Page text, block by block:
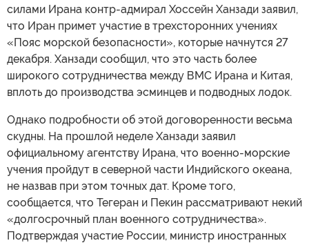
силами Ирана контр-адмирал Хоссейн Ханзади заявил,
что Иран примет участие в трехсторонних учениях
«Пояс морской безопасности», которые начнутся 27
декабря. Ханзади сообщил, что это часть более
широкого сотрудничества между ВМС Ирана и Китая,
вплоть до производства эсминцев и подводных лодок.
Однако подробности об этой договоренности весьма
скудны. На прошлой неделе Ханзади заявил
официальному агентству Ирана, что военно-морские
учения пройдут в северной части Индийского океана,
не назвав при этом точных дат. Кроме того,
сообщается, что Тегеран и Пекин рассматривают некий
«долгосрочный план военного сотрудничества».
Подтверждая участие России, министр иностранных